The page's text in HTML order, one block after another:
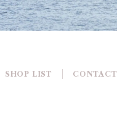
SHOP LIST CONTACT